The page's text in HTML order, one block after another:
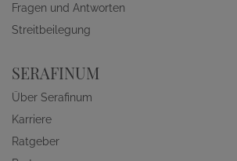
Fragen und Antworten
Streitbeilegung
SERAFINUM
Über Serafinum
Karriere
Ratgeber